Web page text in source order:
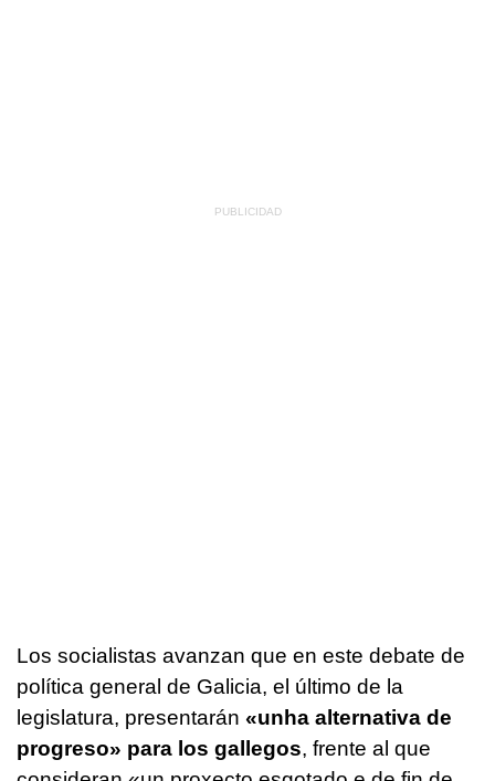
Los socialistas avanzan que en este debate de
política general de Galicia, el último de la
legislatura, presentarán «unha alternativa de
progreso» para los gallegos, frente al que